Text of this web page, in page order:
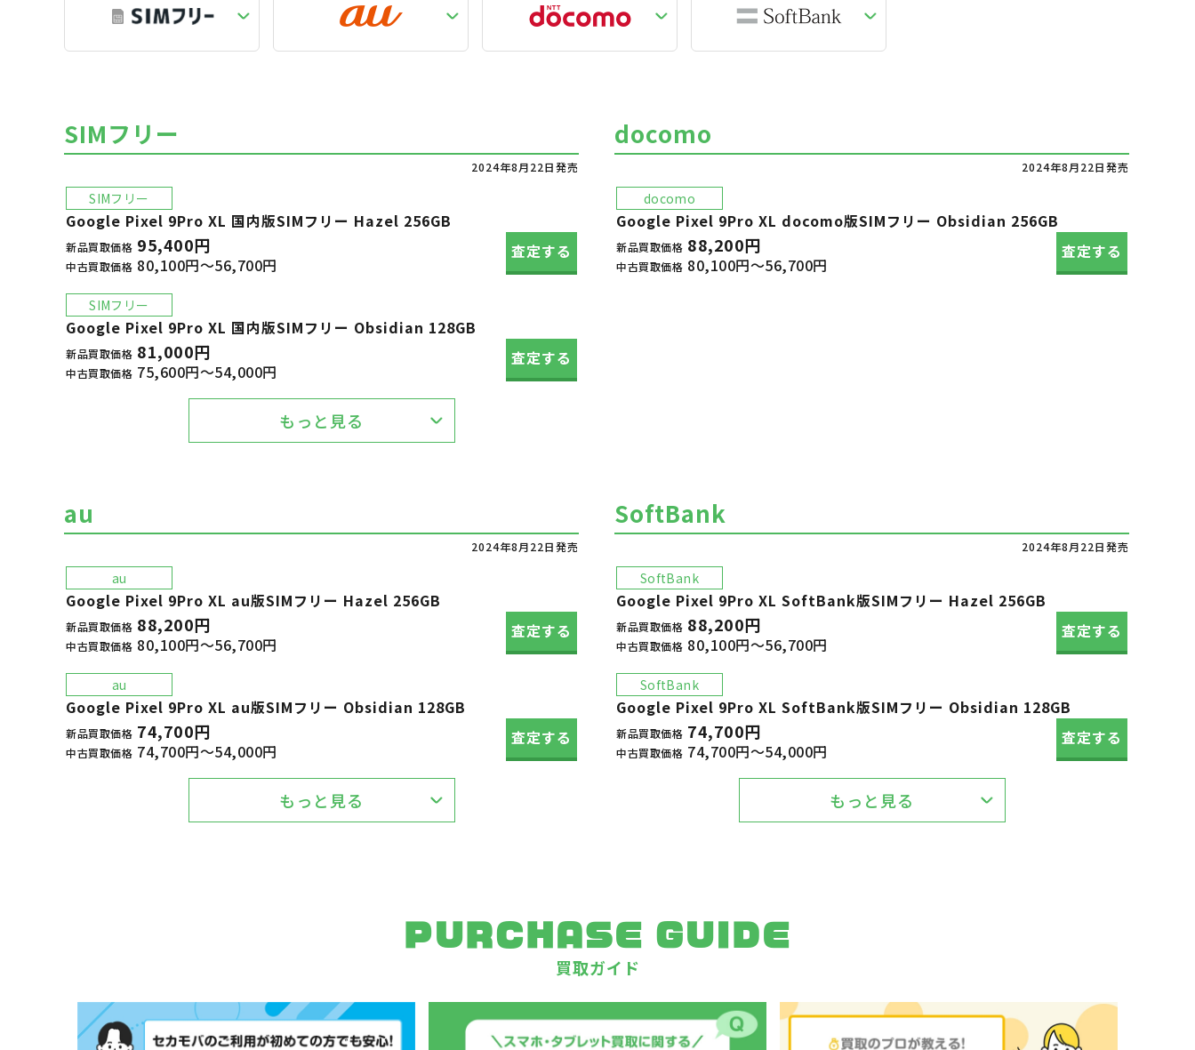
SIMフリー
2024年8月22日発売
SIMフリー
Google Pixel 9Pro XL 国内版SIMフリー Hazel 256GB
新品買取価格 95,400円
中古買取価格 80,100円～56,700円
査定する
SIMフリー
Google Pixel 9Pro XL 国内版SIMフリー Obsidian 128GB
新品買取価格 81,000円
中古買取価格 75,600円～54,000円
査定する
もっと見る
docomo
2024年8月22日発売
docomo
Google Pixel 9Pro XL docomo版SIMフリー Obsidian 256GB
新品買取価格 88,200円
中古買取価格 80,100円～56,700円
査定する
au
2024年8月22日発売
au
Google Pixel 9Pro XL au版SIMフリー Hazel 256GB
新品買取価格 88,200円
中古買取価格 80,100円～56,700円
査定する
au
Google Pixel 9Pro XL au版SIMフリー Obsidian 128GB
新品買取価格 74,700円
中古買取価格 74,700円～54,000円
査定する
もっと見る
SoftBank
2024年8月22日発売
SoftBank
Google Pixel 9Pro XL SoftBank版SIMフリー Hazel 256GB
新品買取価格 88,200円
中古買取価格 80,100円～56,700円
査定する
SoftBank
Google Pixel 9Pro XL SoftBank版SIMフリー Obsidian 128GB
新品買取価格 74,700円
中古買取価格 74,700円～54,000円
査定する
もっと見る
PURCHASE GUIDE
買取ガイド